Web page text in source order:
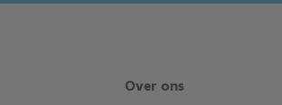
Over ons